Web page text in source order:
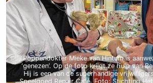
Poppendokter Mieke van Hintum is
‘genezen’. Op de foto krijgt ze hulp van
Hij is een van de superhandige
Speelgoed Repair Café. Foto: Stichting